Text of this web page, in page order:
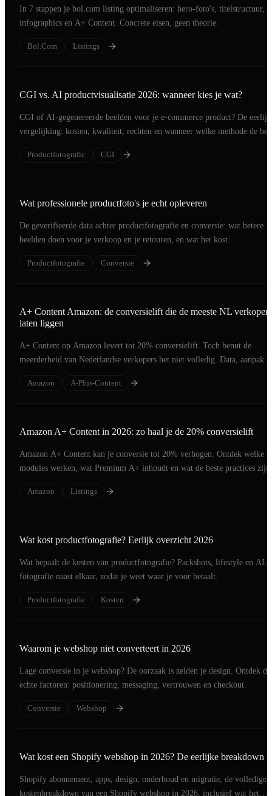
In 7 stappen je bol.com listing optimaliseren: hero-foto's, titelstructuur,
infographics en A+ Content. Concrete eisen, geen theorie.
Bol.com Listings
CGI vs. AI productvisualisatie 2026: wanneer kies je wat?
CGI of AI-gegenereerde beelden voor je e-commerce product? De
vergelijking: kosten, kwaliteit, rechten en wanneer welke methode de
Productfotografie
CGI
Wat professionele productfoto's je echt opleveren
De geverifieerde data achter productfotografie en conversie: wat betere
beelden doen voor je verkoop en je retouren, en wat het kost.
Productfotografie Conversie
A+ Content Amazon: de conversielift die de meeste NL verkopers
laten liggen
A+ Content op Amazon levert tot 20% conversielift. Toch benut de
meerderheid van Nederlandse verkopers het niet volledig. Data, aanpak
Amazon
A-Plus-Content
Amazon A+ Content in 2026: zo haal je de 20% conversielift
Amazon A+ Content kan je conversie tot 20% verhogen. Ontdek welke
modules werken, wat Premium A+ inhoudt en wat de beste practices
Amazon
Listings
Wat kost productfotografie? Eerlijk overzicht 2026
Wat bepaalt de kosten van productfotografie? Packshots, lifestyle en AI-
fotografie naast elkaar, zodat je weet waar je voor betaalt.
Productfotografie Kosten
Waarom je webshop niet converteert in 2026
Lage conversie in je webshop? De oorzaak is zelden je design. Ontdek de
echte factoren: positionering, messaging, vertrouwen en checkout.
Conversie Webshop
Wat kost een Shopify webshop in 2026? De eerlijke breakdown
Shopify abonnement, apps, design, onderhoud en migratie, de volledige
kostenbreakdown van een Shopify webshop in 2026, inclusief wat het